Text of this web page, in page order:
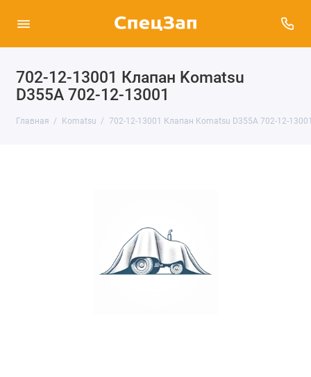
702-12-13001 Клапан Komatsu
D355A 702-12-13001
Главная Komatsu 702-12-13001 Клапан Komatsu D355A 702-12-